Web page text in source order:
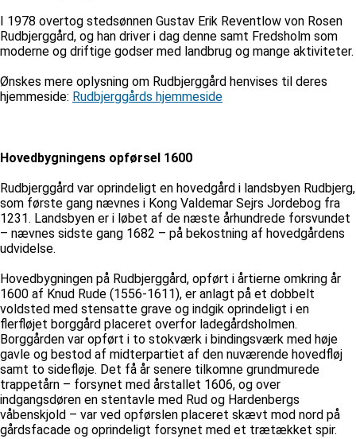
I 1978 overtog stedsønnen Gustav Erik Reventlow von Rosen
Rudbjerggård, og han driver i dag denne samt Fredsholm som
moderne og driftige godser med landbrug og mange aktiviteter.
Ønskes mere oplysning om Rudbjerggård henvises til deres
hjemmeside: Rudbjerggårds hjemmeside
Hovedbygningens opførsel 1600
Rudbjerggård var oprindeligt en hovedgård i landsbyen Rudbjerg,
som første gang nævnes i Kong Valdemar Sejrs Jordebog fra
1231. Landsbyen er i løbet af de næste århundrede forsvundet
– nævnes sidste gang 1682 – på bekostning af hovedgårdens
udvidelse.
Hovedbygningen på Rudbjerggård, opført i årtierne omkring år
1600 af Knud Rude (1556-1611), er anlagt på et dobbelt
voldsted med stensatte grave og indgik oprindeligt i en
flerfløjet borggård placeret overfor ladegårdsholmen.
Borggården var opført i to stokværk i bindingsværk med høje
gavle og bestod af midterpartiet af den nuværende hovedfløj
samt to sidefløje. Det få år senere tilkomne grundmurede
trappetårn – forsynet med årstallet 1606, og over
indgangsdøren en stentavle med Rud og Hardenbergs
våbenskjold – var ved opførslen placeret skævt mod nord på
gårdsfacade og oprindeligt forsynet med et trætækket spir.